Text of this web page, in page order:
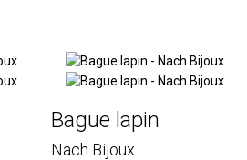
Bague lapin
Nach Bijoux